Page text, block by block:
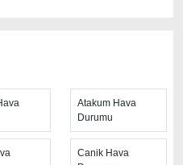
sitesidir.
hava durumu 15 güne
ile tahminlerinin
yer aldığı saatlik hava
Bu sitede yer alan
Atakum Hava
Durumu
Canik Hava